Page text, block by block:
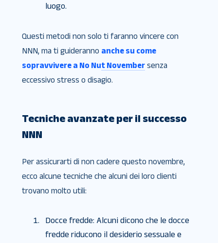
luogo.
Questi metodi non solo ti faranno vincere con
NNN, ma ti guideranno anche su come
sopravvivere a No Nut Novembersenza
eccessivo stress o disagio.
Tecniche avanzate per il successo
NNN
Per assicurarti di non cadere questo novembre,
ecco alcune tecniche che alcuni dei loro clienti
trovano molto utili:
Docce fredde: Alcuni dicono che le docce
fredde riducono il desiderio sessuale e